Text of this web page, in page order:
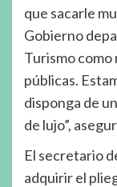
que sacarle
Gobierno
Turismo como
públicas.
disponga de
de lujo”,
El secretario
adquirir el